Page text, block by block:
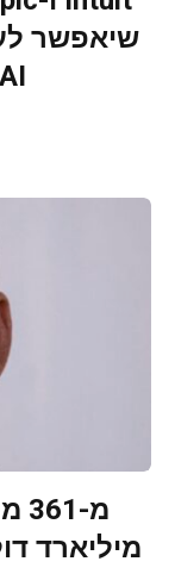
שיאפשר
AI בהתאמה אישית